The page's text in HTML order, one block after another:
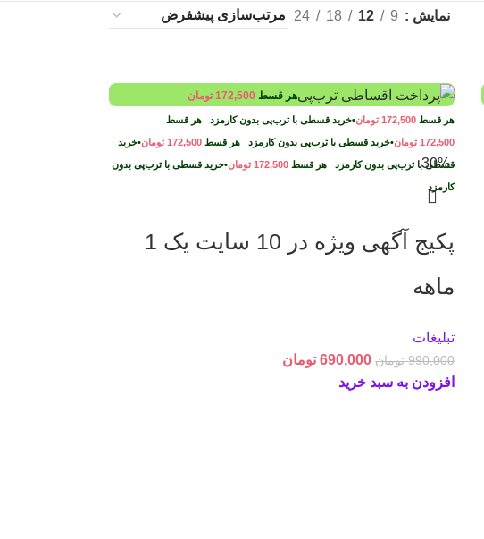
نمایش 9
12
18
24
هر قسط 172,500 تومان
هر قسط 172,500 تومان•خرید قسطی با ترب‌پی بدون کارمزد هر قسط
172,500 تومان•خرید قسطی با ترب‌پی بدون کارمزد هر قسط 172,500 تومان•خرید
قسطی با ترب‌پی بدون کارمزد هر قسط 172,500 تومان•خرید قسطی با ترب‌پی بدون
کارمزد
-30%
پکیج آگهی ویژه در 10 سایت یک 1
ماهه
تبلیغات
990,000 تومان 690,000 تومان
افزودن به سبد خرید